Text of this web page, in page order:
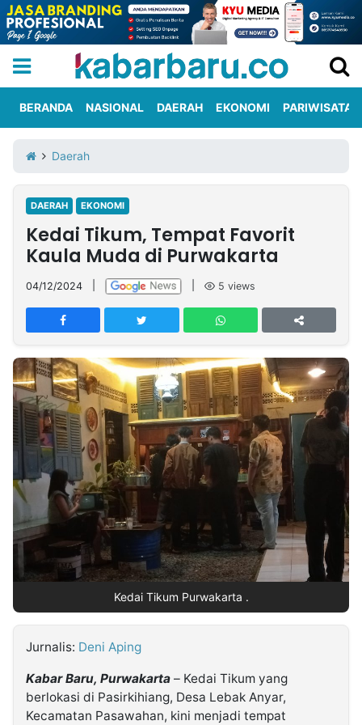
Iklan
Berita
Kami
Nasional
International
Olahraga
Entertainment
Daerah
Pariwisata
Kuliner
Kolom
Network
PT
TREETAN
MULTIMEDIA
INDONESIA
Partner
Insight
NTB
Suara
Time
Lens
IDN
Daily
Jogja
Jalan
Rakyat
Idealita
News
Kita
Notice
Dinamikapost.com
Radar
Baru
Seedbacklink
Follow
Kabarbaru
BERANDA NASIONAL DAERAH EKONOMI PARIWISATA
Daerah
DAERAH EKONOMI
Kedai Tikum, Tempat Favorit
Kaula Muda di Purwakarta
04/12/2024 5 views
Kedai Tikum Purwakarta .
Jurnalis: Deni Aping
Kabar Baru, Purwakarta – Kedai Tikum yang
berlokasi di Pasirkihiang, Desa Lebak Anyar,
Kecamatan Pasawahan, kini menjadi tempat